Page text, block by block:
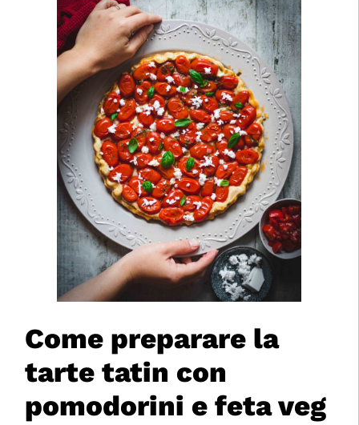
Come preparare la
tarte tatin con
pomodorini e feta veg